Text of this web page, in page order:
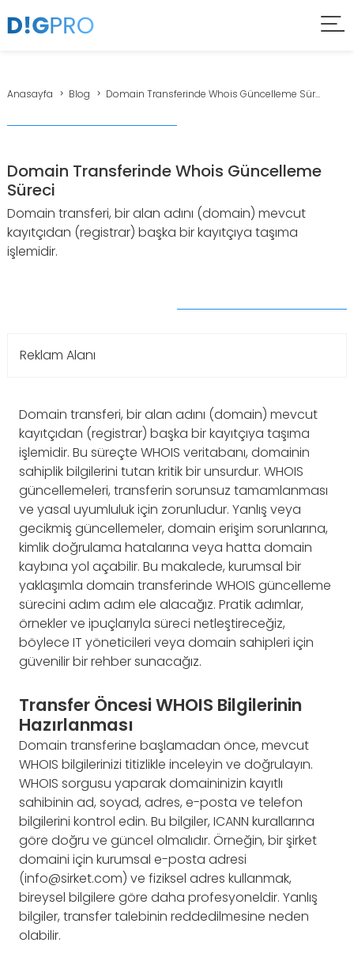
Anasayfa Blog Domain Transferinde Whois Güncelleme Sür...
Domain Transferinde Whois Güncelleme
Süreci
Domain transferi, bir alan adını (domain) mevcut
kayıtçıdan (registrar) başka bir kayıtçıya taşıma
işlemidir.
Reklam Alanı
Domain transferi, bir alan adını (domain) mevcut
kayıtçıdan (registrar) başka bir kayıtçıya taşıma
işlemidir. Bu süreçte WHOIS veritabanı, domainin
sahiplik bilgilerini tutan kritik bir unsurdur. WHOIS
güncellemeleri, transferin sorunsuz tamamlanması
ve yasal uyumluluk için zorunludur. Yanlış veya
gecikmiş güncellemeler, domain erişim sorunlarına,
kimlik doğrulama hatalarına veya hatta domain
kaybına yol açabilir. Bu makalede, kurumsal bir
yaklaşımla domain transferinde WHOIS güncelleme
sürecini adım adım ele alacağız. Pratik adımlar,
örnekler ve ipuçlarıyla süreci netleştireceğiz,
böylece IT yöneticileri veya domain sahipleri için
güvenilir bir rehber sunacağız.
Transfer Öncesi WHOIS Bilgilerinin
Hazırlanması
Domain transferine başlamadan önce, mevcut
WHOIS bilgilerinizi titizlikle inceleyin ve doğrulayın.
WHOIS sorgusu yaparak domaininizin kayıtlı
sahibinin ad, soyad, adres, e-posta ve telefon
bilgilerini kontrol edin. Bu bilgiler, ICANN kurallarına
göre doğru ve güncel olmalıdır. Örneğin, bir şirket
domaini için kurumsal e-posta adresi
(info@sirket.com) ve fiziksel adres kullanmak,
bireysel bilgilere göre daha profesyoneldir. Yanlış
bilgiler, transfer talebinin reddedilmesine neden
olabilir.